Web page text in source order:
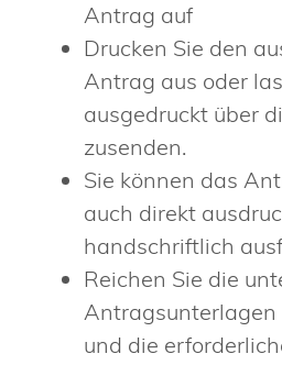
Antrag auf
Drucken Sie den
Antrag aus oder
ausgedruckt über
zusenden.
Sie können das
auch direkt
handschriftlich
Reichen Sie die
Antragsunterlagen
und die